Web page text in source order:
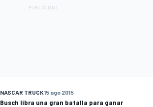
NASCAR TRUCK15 ago 2015
Busch libra una gran batalla para ganar